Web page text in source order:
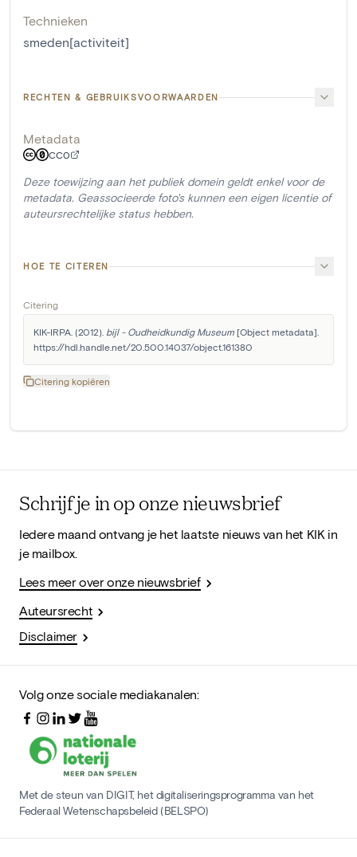
Technieken
smeden[activiteit]
RECHTEN & GEBRUIKSVOORWAARDEN
Metadata
CC0
Deze toewijzing aan het publiek domein geldt enkel voor de
metadata. Geassocieerde foto's kunnen een eigen licentie of
auteursrechtelijke status hebben.
HOE TE CITEREN
Citering
KIK-IRPA. (2012). bijl - Oudheidkundig Museum [Object metadata].
https://hdl.handle.net/20.500.14037/object.161380
Citering kopiëren
Schrijf je in op onze nieuwsbrief
Iedere maand ontvang je het laatste nieuws van het KIK in
je mailbox.
Lees meer over onze nieuwsbrief
Auteursrecht
Disclaimer
Volg onze sociale mediakanalen:
Met de steun van DIGIT, het digitaliseringsprogramma van het
Federaal Wetenschapsbeleid (BELSPO)